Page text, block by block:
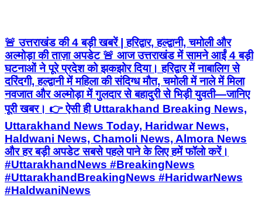
🚨 उत्तराखंड की 4 बड़ी खबरें | हरिद्वार, हल्द्वानी, चमोली और
अल्मोड़ा की ताज़ा अपडेट 🚨 आज उत्तराखंड में सामने आईं 4 बड़ी
घटनाओं ने पूरे प्रदेश को झकझोर दिया। हरिद्वार में नाबालिग से
दरिंदगी, हल्द्वानी में महिला की संदिग्ध मौत, चमोली में नाले में मिला
नवजात और अल्मोड़ा में गुलदार से बहादुरी से भिड़ी युवती—जानिए
पूरी खबर। 👉 ऐसी ही Uttarakhand Breaking News,
Uttarakhand News Today, Haridwar News,
Haldwani News, Chamoli News, Almora News
और हर बड़ी अपडेट सबसे पहले पाने के लिए हमें फॉलो करें।
#UttarakhandNews #BreakingNews
#UttarakhandBreakingNews #HaridwarNews
#HaldwaniNews